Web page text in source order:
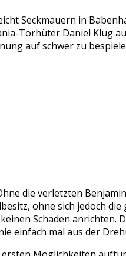
Seckmauern in
Torhüter Daniel Klug
auf schwer zu
die verletzten
ohne sich jedoch
Schaden
einfach mal aus der